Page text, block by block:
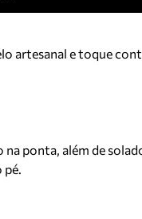
artesanal e toque
ponta, além de
pé.